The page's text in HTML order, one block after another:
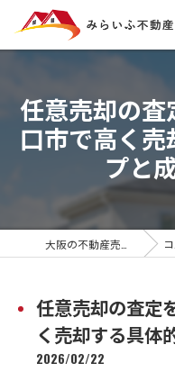
任意売却の
口市で高く
プと
コラム
任意売却の査定
く売却する具体
2026/02/22